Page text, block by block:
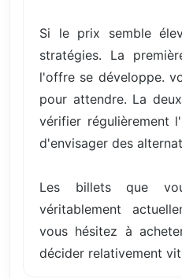
Si le prix semble
stratégies. La
l'offre se développe.
pour attendre. La
vérifier régulièrement
d'envisager des
Les billets que
véritablement
vous hésitez à
décider relativement